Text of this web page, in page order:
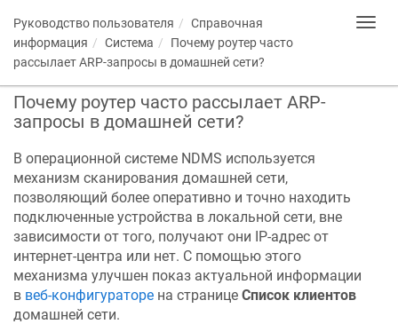
Руководство пользователя
Справочная
информация
Система
Почему роутер часто
рассылает ARP-запросы в домашней сети?
Почему роутер часто рассылает ARP-
запросы в домашней сети?
В операционной системе NDMS используется
механизм сканирования домашней сети,
позволяющий более оперативно и точно находить
подключенные устройства в локальной сети, вне
зависимости от того, получают они IP-адрес от
интернет-центра или нет. С помощью этого
механизма улучшен показ актуальной информации
в веб-конфигураторе на странице Список клиентов
домашней сети.